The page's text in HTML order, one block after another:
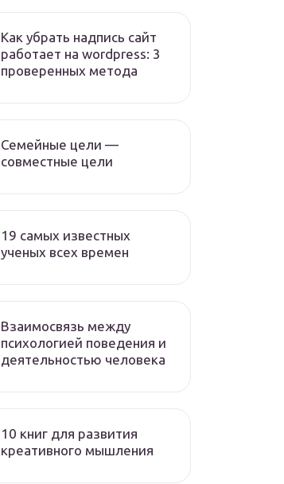
Как убрать надпись сайт
работает на wordpress: 3
проверенных метода
Семейные цели —
совместные цели
19 самых известных
ученых всех времен
Взаимосвязь между
психологией поведения и
деятельностью человека
10 книг для развития
креативного мышления